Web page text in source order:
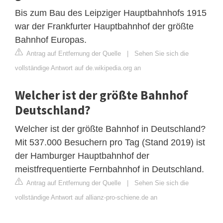
Bis zum Bau des Leipziger Hauptbahnhofs 1915
war der Frankfurter Hauptbahnhof der größte
Bahnhof Europas.
Antrag auf Entfernung der Quelle
Sehen Sie sich die
vollständige Antwort auf de.wikipedia.org an
Welcher ist der größte Bahnhof
Deutschland?
Welcher ist der größte Bahnhof in Deutschland?
Mit 537.000 Besuchern pro Tag (Stand 2019) ist
der Hamburger Hauptbahnhof der
meistfrequentierte Fernbahnhof in Deutschland.
Antrag auf Entfernung der Quelle
Sehen Sie sich die
vollständige Antwort auf allianz-pro-schiene.de an